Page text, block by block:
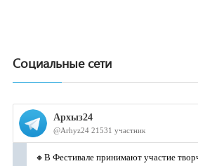
Социальные сети